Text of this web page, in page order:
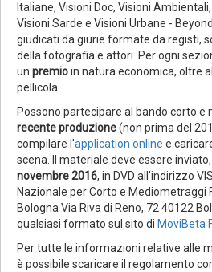
Italiane, Visioni Doc, Visioni
Visioni Sarde e Visioni Urbane -
giudicati da giurie formate da registi,
della fotografia e attori. Per ogni
un premioin natura economica, oltre
pellicola.
Possono partecipare al bando corto e
recente produzione(non prima del
compilare l'application online e
scena. Il materiale deve essere
novembre 2016, in DVD all'indirizzo
Nazionale per Corto e Mediometraggi
Bologna Via Riva di Reno, 72 40122
qualsiasi formato sul sito di MoviBeta
Per tutte le informazioni relative alle
è possibile scaricare il regolamento